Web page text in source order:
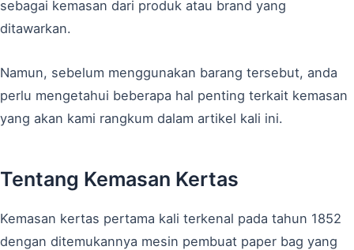
sebagai kemasan dari produk atau brand yang
ditawarkan.
Namun, sebelum menggunakan barang tersebut, anda
perlu mengetahui beberapa hal penting terkait kemasan
yang akan kami rangkum dalam artikel kali ini.
Tentang Kemasan Kertas
Kemasan kertas pertama kali terkenal pada tahun 1852
dengan ditemukannya mesin pembuat paper bag yang